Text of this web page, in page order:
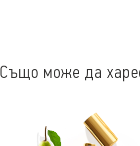
Също може да